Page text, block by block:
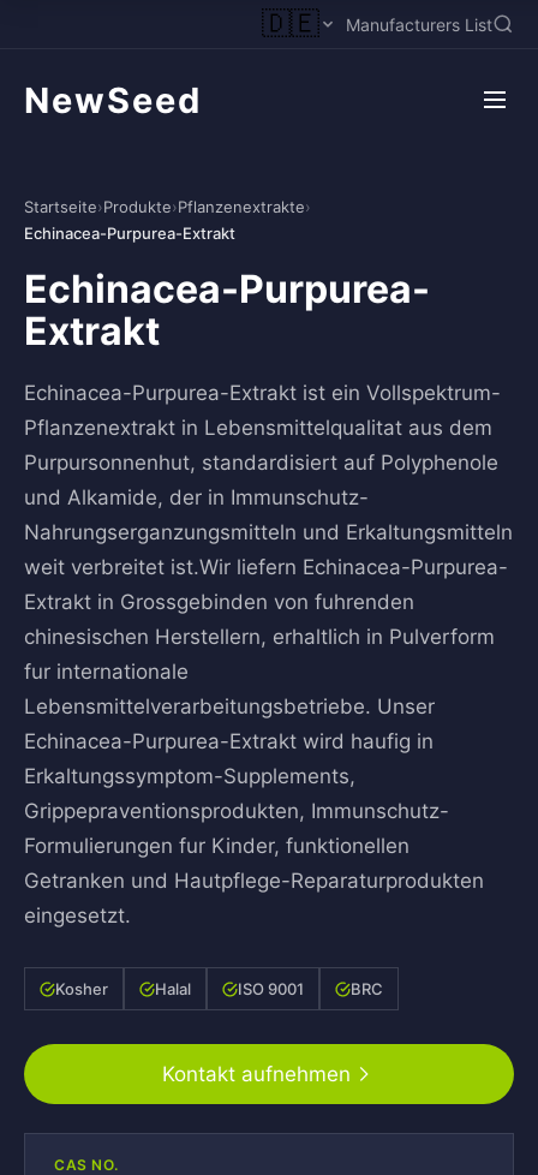
🇩🇪 Manufacturers List
NewSeed
Startseite›Produkte›Pflanzenextrakte›
Echinacea-Purpurea-Extrakt
Echinacea-Purpurea-
Extrakt
Echinacea-Purpurea-Extrakt ist ein Vollspektrum-
Pflanzenextrakt in Lebensmittelqualitat aus dem
Purpursonnenhut, standardisiert auf Polyphenole
und Alkamide, der in Immunschutz-
Nahrungserganzungsmitteln und Erkaltungsmitteln
weit verbreitet ist.Wir liefern Echinacea-Purpurea-
Extrakt in Grossgebinden von fuhrenden
chinesischen Herstellern, erhaltlich in Pulverform
fur internationale
Lebensmittelverarbeitungsbetriebe. Unser
Echinacea-Purpurea-Extrakt wird haufig in
Erkaltungssymptom-Supplements,
Grippepraventionsprodukten, Immunschutz-
Formulierungen fur Kinder, funktionellen
Getranken und Hautpflege-Reparaturprodukten
eingesetzt.
Kosher Halal ISO 9001 BRC
Kontakt aufnehmen
CAS NO.